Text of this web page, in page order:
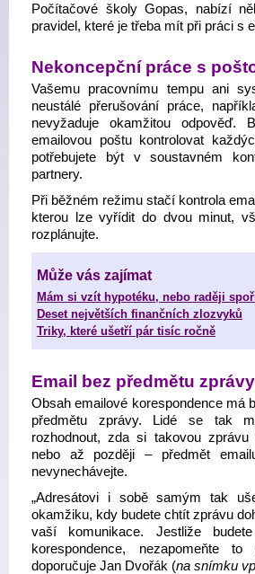
Počítačové školy Gopas, nabízí
pravidel, které je třeba mít při práci s
Nekoncepční práce s
Vašemu pracovnímu tempu ani
neustálé přerušování práce,
nevyžaduje okamžitou odpověď.
emailovou poštu kontrolovat
potřebujete být v soustavném
partnery.
Při běžném režimu stačí kontrola
kterou lze vyřídit do dvou minut,
rozplánujte.
Může vás zajímat
Mám si vzít hypotéku, nebo raději
Deset největších finančních zlozvyků
Triky, které ušetří pár tisíc ročně
Email bez předmětu zprávy
Obsah emailové korespondence má
předmětu zprávy. Lidé se tak
rozhodnout, zda si takovou zprávu
nebo až později – předmět
nevynechávejte.
„Adresátovi i sobě samým tak
okamžiku, kdy budete chtít zprávu
vaší komunikace. Jestliže
korespondence, nezapomeňte
doporučuje Jan Dvořák (na snímku